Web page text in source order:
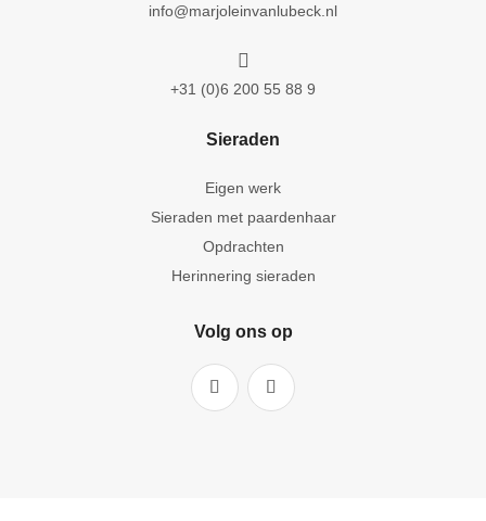
info@marjoleinvanlubeck.nl

+31 (0)6 200 55 88 9
Sieraden
Eigen werk
Sieraden met paardenhaar
Opdrachten
Herinnering sieraden
Volg ons op